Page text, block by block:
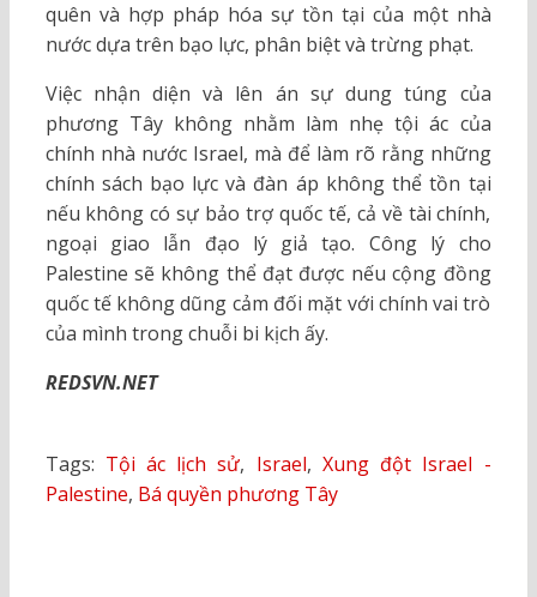
quên và hợp pháp hóa sự tồn tại của một nhà
nước dựa trên bạo lực, phân biệt và trừng phạt.
Việc nhận diện và lên án sự dung túng của
phương Tây không nhằm làm nhẹ tội ác của
chính nhà nước Israel, mà để làm rõ rằng những
chính sách bạo lực và đàn áp không thể tồn tại
nếu không có sự bảo trợ quốc tế, cả về tài chính,
ngoại giao lẫn đạo lý giả tạo. Công lý cho
Palestine sẽ không thể đạt được nếu cộng đồng
quốc tế không dũng cảm đối mặt với chính vai trò
của mình trong chuỗi bi kịch ấy.
REDSVN.NET
Tags: Tội ác lịch sử, Israel, Xung đột Israel -
Palestine, Bá quyền phương Tây